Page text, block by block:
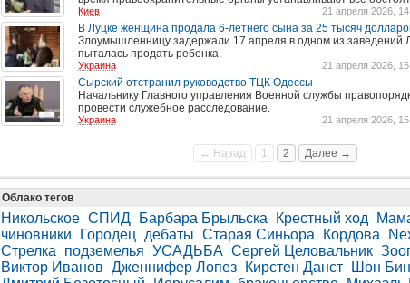
Киев 21 апреля 2026,
В Луцке женщина продала 6-летнего сына за 25 тысяч
Злоумышленницу задержали 17 апреля в одном из заведений
пыталась продать ребенка.
Украина 21 апреля 2026,
Сырский отстранил руководство ТЦК Одессы
Начальнику Главного управления Военной службы
провести служебное расследование.
Украина 21 апреля 2026,
← Назад 1 2 Далее →
Облако тегов
Никольское СПИД Барбара Брыльска Крестный ход
чиновники
Городец дебаты Старая Синьора Кордова
Стрелка
подземелья УСАДЬБА Сергей Целовальник
Виктор Иванов Дженнифер Лопез Кирстен Данст Шон Бин